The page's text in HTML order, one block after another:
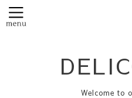
Welcome to